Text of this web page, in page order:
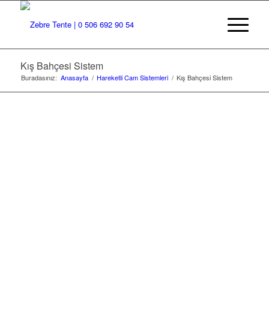
Kış Bahçesi Sistem
Buradasınız: Anasayfa / Hareketli Cam Sistemleri / Kış Bahçesi Sistem
KIŞ BAHÇESI